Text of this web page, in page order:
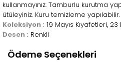
kullanmayınız. Tamburlu kurutma
ütüleyiniz. Kuru temizleme yapılabilir.
Koleksiyon : 19 Mayıs Kıyafetleri,
Desen : Renkli
Ödeme Seçenekleri